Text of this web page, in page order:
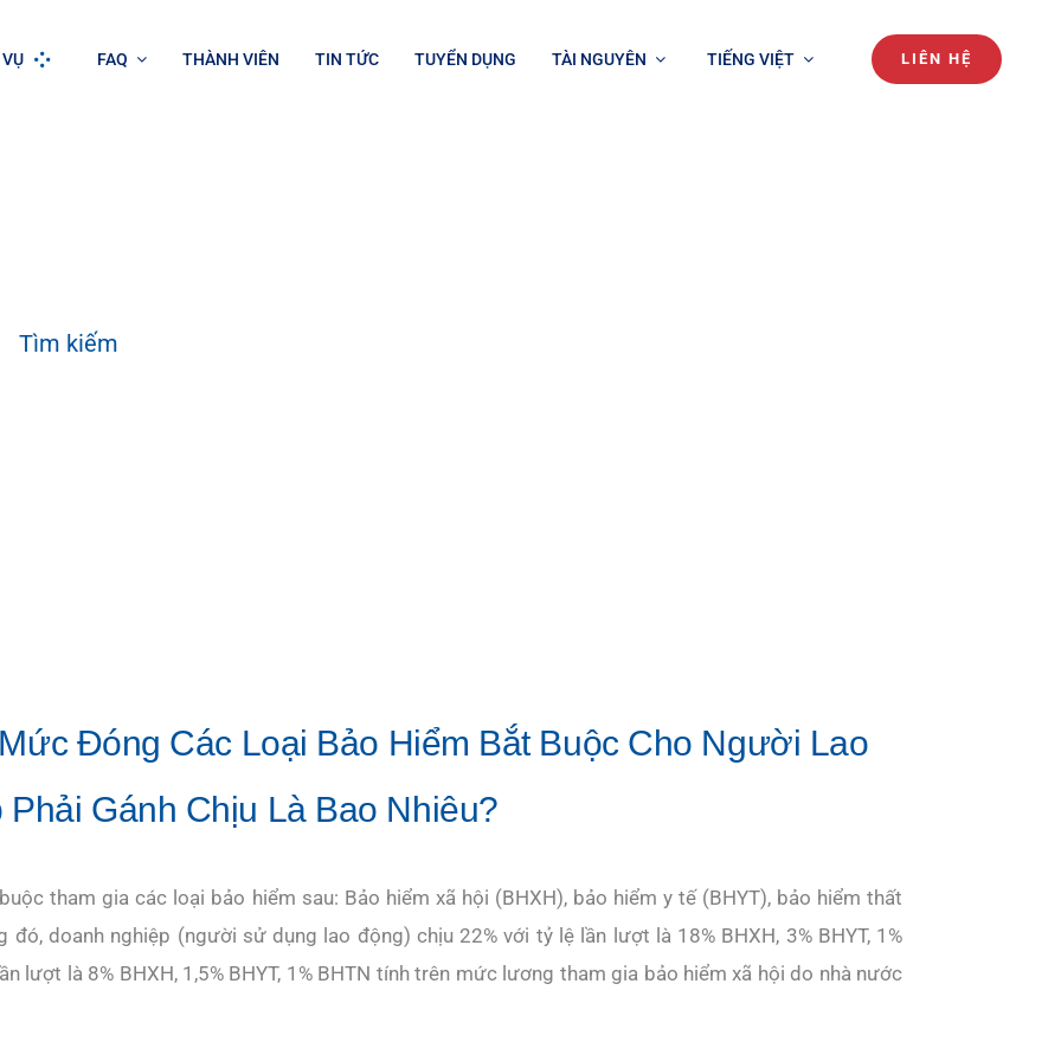
FAQ THÀNH VIÊN TIN TỨC TUYỂN DỤNG TÀI NGUYÊN TIẾNG VIỆT LIÊN HỆ
Đóng Các Loại Bảo Hiểm Bắt Buộc Cho Người Lao
Gánh Chịu Là Bao Nhiêu?
tham gia các loại bảo hiểm sau: Bảo hiểm xã hội (BHXH), bảo hiểm y tế (BHYT), bảo hiểm thất
doanh nghiệp (người sử dụng lao động) chịu 22% với tỷ lệ lần lượt là 18% BHXH, 3% BHYT, 1%
lượt là 8% BHXH, 1,5% BHYT, 1% BHTN tính trên mức lương tham gia bảo hiểm xã hội do nhà nước